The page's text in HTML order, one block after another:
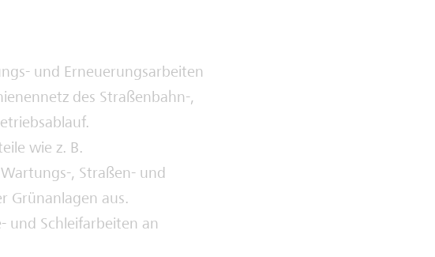
und Erneuerungsarbeiten
des Straßenbahn-,
wie z. B.
, Straßen- und
Grünanlagen aus.
und Schleifarbeiten an